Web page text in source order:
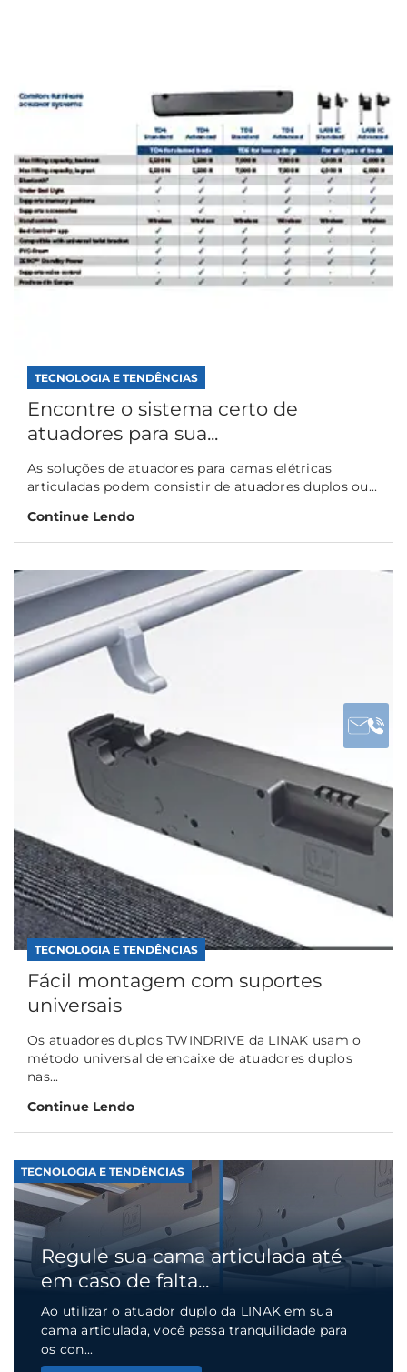
TECNOLOGIA E TENDÊNCIAS
Encontre o sistema certo de
atuadores para sua...
As soluções de atuadores para camas elétricas
articuladas podem consistir de atuadores duplos ou...
Continue Lendo
TECNOLOGIA E TENDÊNCIAS
Fácil montagem com suportes
universais
Os atuadores duplos TWINDRIVE da LINAK usam o
método universal de encaixe de atuadores duplos
nas...
Continue Lendo
TECNOLOGIA E TENDÊNCIAS
Regule sua cama articulada até
em caso de falta...
Ao utilizar o atuador duplo da LINAK em sua
cama articulada, você passa tranquilidade para
os con...